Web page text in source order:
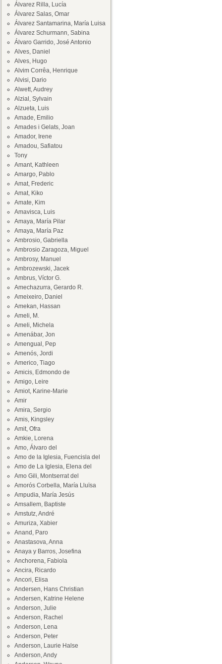
Álvarez Rilla, Lucía
Álvarez Salas, Omar
Álvarez Santamarina, María Luisa
Álvarez Schurmann, Sabina
Álvaro Garrido, José Antonio
Alves, Daniel
Alves, Hugo
Alvim Corrêa, Henrique
Alvisi, Dario
Alwett, Audrey
Alzial, Sylvain
Alzueta, Luis
Amade, Emilio
Amades i Gelats, Joan
Amador, Irene
Amadou, Safiatou
Tony
Amant, Kathleen
Amargo, Pablo
Amat, Frederic
Amat, Kiko
Amate, Kim
Amavisca, Luis
Amaya, María Pilar
Amaya, María Paz
Ambrosio, Gabriella
Ambrosio Zaragoza, Miguel
Ambrosy, Manuel
Ambrozewski, Jacek
Ambrus, Víctor G.
Amechazurra, Gerardo R.
Ameixeiro, Daniel
Amekan, Hassan
Ameli, M.
Ameli, Michela
Amenábar, Jon
Amengual, Pep
Amenós, Jordi
Americo, Tiago
Amicis, Edmondo de
Amigo, Leire
Amiot, Karine-Marie
Amir
Amira, Sergio
Amis, Kingsley
Amit, Ofra
Amkie, Lorena
Amo, Álvaro del
Amo de la Iglesia, Fuencisla del
Amo de La Iglesia, Elena del
Amo Gili, Montserrat del
Amorós Corbella, María Lluïsa
Ampudia, María Jesús
Amsallem, Baptiste
Amstutz, André
Amuriza, Xabier
Anand, Paro
Anastasova, Anna
Anaya y Barros, Josefina
Anchorena, Fabiola
Ancira, Ricardo
Ancori, Elisa
Andersen, Hans Christian
Andersen, Katrine Helene
Anderson, Julie
Anderson, Rachel
Anderson, Lena
Anderson, Peter
Anderson, Laurie Halse
Anderson, Andy